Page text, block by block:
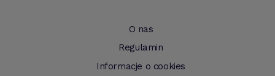
O nas
Regulamin
Informacje o cookies